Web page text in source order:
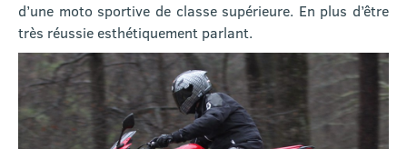
d’une moto sportive de classe supérieure. En plus d’être
très réussie esthétiquement parlant.